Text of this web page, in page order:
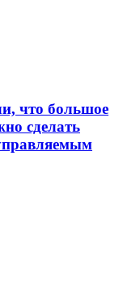
что большое
сделать